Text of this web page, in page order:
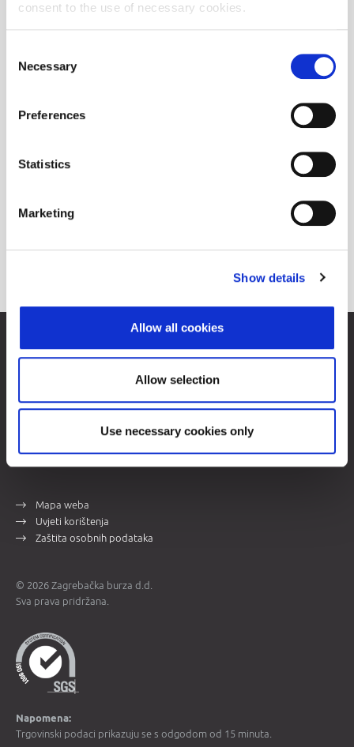
consent to the use of necessary cookies.
Selection
Necessary
Preferences
Statistics
Marketing
Show details
Allow all cookies
Allow selection
Use necessary cookies only
Ivana Lučića 2a, 10000 Zagreb, Hrvatska
Trgovački sud u Zagrebu, MBS 080034217
Kontakti
Mapa weba
Uvjeti korištenja
Zaštita osobnih podataka
© 2026 Zagrebačka burza d.d.
Sva prava pridržana.
Napomena:
Trgovinski podaci prikazuju se s odgodom od 15 minuta.